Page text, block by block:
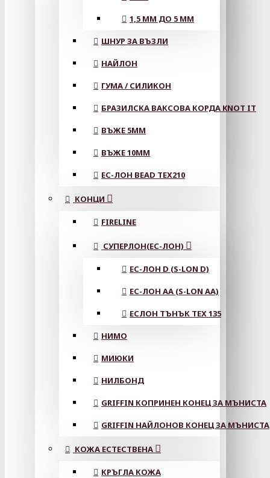
1,5 ММ ДО 5 ММ
ШНУР ЗА ВЪЗЛИ
НАЙЛОН
ГУМА / СИЛИКОН
БРАЗИЛСКА ВАКСОВА КОРДА KNOT IT
ВЪЖЕ 5MM
ВЪЖЕ 10MM
ЕС-ЛОН BEAD TEX210
КОНЦИ
FIRELINE
СУПЕРЛОН(ЕС-ЛОН)
ЕС-ЛОН D (S-LON D)
ЕС-ЛОН АА (S-LON AA)
ЕСЛОН ТЪНЪК TEX 135
НИМО
МИЮКИ
НИЛБОНД
GRIFFIN КОПРИНЕН КОНЕЦ ЗА МЪНИСТА
GRIFFIN НАЙЛОНОВ КОНЕЦ ЗА МЪНИСТА
КОЖА ЕСТЕСТВЕНА
КРЪГЛА КОЖА